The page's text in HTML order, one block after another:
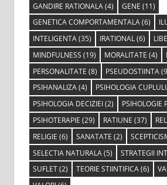
GANDIRE RATIONALA(4) GENE (11)
GENETICA COMPORTAMENTALA(6)
INTELIGENTA(35) IRATIONAL(6)
MINDFULNESS (19) MORALITATE (4)
PERSONALITATE (8) PSEUDOSTIINTA
PSIHANALIZA(4) PSIHOLOGIA
PSIHOLOGIA DECIZIEI(2) PSIHOLOGIE
PSIHOTERAPIE (29) RATIUNE (37)
RELIGIE (6) SANATATE (2)
SELECTIA NATURALA(5) STRATEGII
SUFLET(2) TEORIE STIINTIFICA(6)